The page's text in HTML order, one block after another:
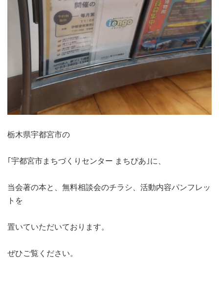
栃木県宇都宮市の
｢宇都宮市まちづくりセンター まちぴあ｣に、
当会著の本と、無料相談会のチラシ、活動内容パンフレッ
トを
置いていただいております。
ぜひご覧ください。